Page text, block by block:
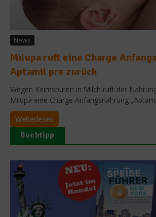
News
Milupa ruft eine Charge
Aptamil pre zurück
Wegen Keimspuren in Milch ruft der
Milupa eine Charge Anfangsnahrung
Weiterlesen
Buchtipp